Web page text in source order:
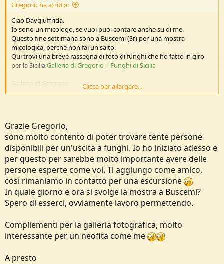
Gregorio ha scritto:
Ciao Davgiuffrida.
Io sono un micologo, se vuoi puoi contare anche su di me.
Questo fine settimana sono a Buscemi (Sr) per una mostra
micologica, perché non fai un salto.
Qui trovi una breve rassegna di foto di funghi che ho fatto in giro
per la SiciliaGalleria di Gregorio | Funghi di Sicilia
Galleria di Gregorio
Clicca per allargare...
Grazie Gregorio,
sono molto contento di poter trovare tente persone
disponibili per un'uscita a funghi. Io ho iniziato adesso e
per questo per sarebbe molto importante avere delle
persone esperte come voi. Ti aggiungo come amico,
così rimaniamo in contatto per una escursione
In quale giorno e ora si svolge la mostra a Buscemi?
Spero di esserci, ovviamente lavoro permettendo.
Compliementi per la galleria fotografica, molto
interessante per un neofita come me
A presto